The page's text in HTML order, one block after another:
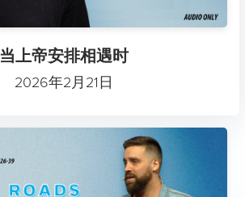
当上帝安排相遇时
2026年2月21日